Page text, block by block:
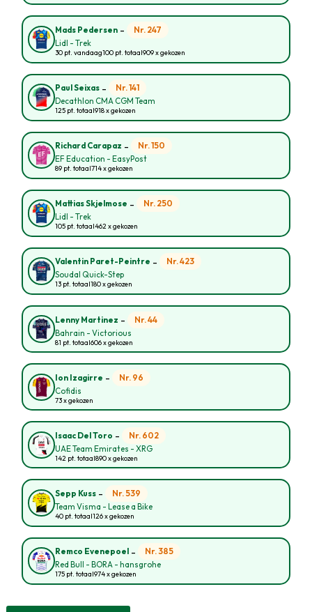
Mads Pedersen - Nr. 247
Lidl - Trek
30 pt. vandaag100 pt. totaal909 x gekozen
Paul Seixas - Nr. 141
Decathlon CMA CGM Team
125 pt. totaal918 x gekozen
Richard Carapaz - Nr. 150
EF Education - EasyPost
89 pt. totaal714 x gekozen
Mattias Skjelmose - Nr. 250
Lidl - Trek
105 pt. totaal462 x gekozen
Valentin Paret-Peintre - Nr. 423
Soudal Quick-Step
13 pt. totaal180 x gekozen
Lenny Martinez - Nr. 44
Bahrain - Victorious
81 pt. totaal606 x gekozen
Ion Izagirre - Nr. 96
Cofidis
73 x gekozen
Isaac Del Toro - Nr. 602
UAE Team Emirates - XRG
142 pt. totaal890 x gekozen
Sepp Kuss - Nr. 539
Team Visma - Lease a Bike
40 pt. totaal126 x gekozen
Remco Evenepoel - Nr. 385
Red Bull - BORA - hansgrohe
175 pt. totaal974 x gekozen